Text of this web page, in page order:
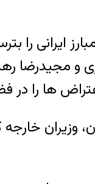
مجیدرضا